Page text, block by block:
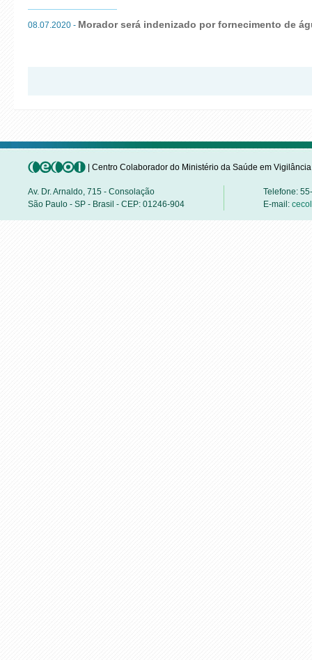
08.07.2020 - Morador será indenizado por fornecimento de
| Centro Colaborador do Ministério da Saúde em
Av. Dr. Arnaldo, 715 - Consolação
São Paulo - SP - Brasil - CEP: 01246-904
Telefone:
E-mail: